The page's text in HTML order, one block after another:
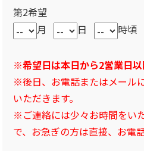
第2希望
月
日 時頃
※希望日は本日から2営業日以
※後日、お電話またはメール
いただきます。
※ご連絡には少々お時間をい
で、お急ぎの方は直接、お電